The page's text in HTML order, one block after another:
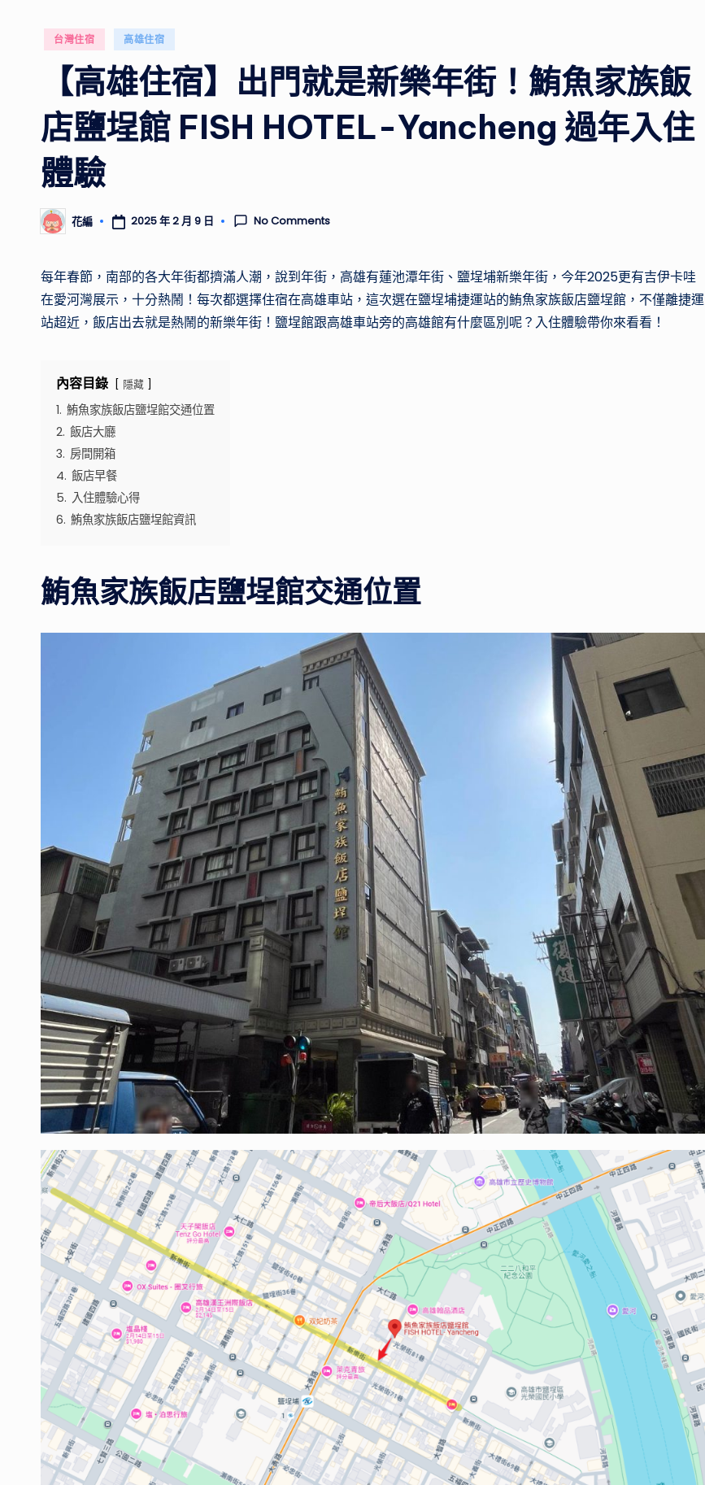
你
探
索
不
特
色
景
品！
Posted
台灣住宿 高雄住宿
【高雄住宿】出門就是新樂年街！鮪魚家族飯
店鹽埕館 FISH HOTEL-Yancheng 過年入住
體驗
Posted
by
花編 2025 年 2 月 9 日 No Comments
每年春節，南部的各大年街都擠滿人潮，說到年街，高雄有蓮池潭年街、鹽埕埔新樂年街，今年2025更有吉伊卡哇
在愛河灣展示，十分熱鬧！每次都選擇住宿在高雄車站，這次選在鹽埕埔捷運站的鮪魚家族飯店鹽埕館，不僅離捷運
站超近，飯店出去就是熱鬧的新樂年街！鹽埕館跟高雄車站旁的高雄館有什麼區別呢？入住體驗帶你來看看！
內容目錄 隱藏
1. 鮪魚家族飯店鹽埕館交通位置
2. 飯店大廳
3. 房間開箱
4. 飯店早餐
5. 入住體驗心得
6. 鮪魚家族飯店鹽埕館資訊
鮪魚家族飯店鹽埕館交通位置